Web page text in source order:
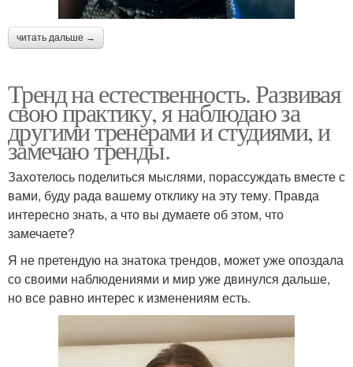
читать дальше →
Тренд на естественность. Развивая
свою практику, я наблюдаю за
другими тренерами и студиями, и
замечаю тренды.
Захотелось поделиться мыслями, порассуждать вместе с
вами, буду рада вашему отклику на эту тему. Правда
интересно знать, а что вы думаете об этом, что
замечаете?
Я не претендую на знатока трендов, может уже опоздала
со своими наблюдениями и мир уже двинулся дальше,
но все равно интерес к изменениям есть.